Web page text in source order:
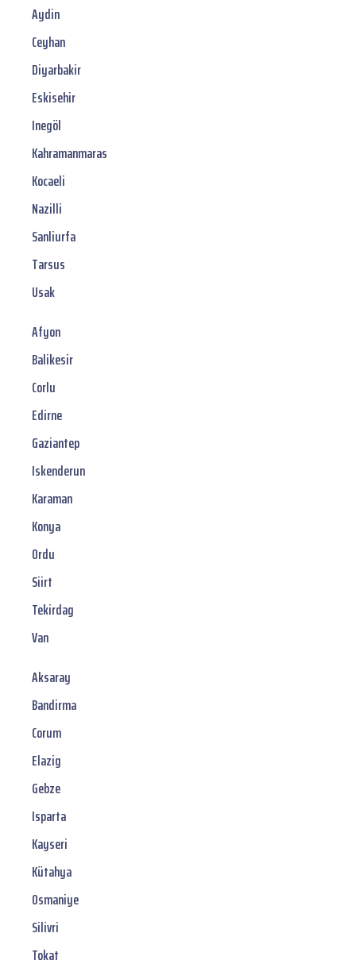
Aydin
Ceyhan
Diyarbakir
Eskisehir
Inegöl
Kahramanmaras
Kocaeli
Nazilli
Sanliurfa
Tarsus
Usak
Afyon
Balikesir
Corlu
Edirne
Gaziantep
Iskenderun
Karaman
Konya
Ordu
Siirt
Tekirdag
Van
Aksaray
Bandirma
Corum
Elazig
Gebze
Isparta
Kayseri
Kütahya
Osmaniye
Silivri